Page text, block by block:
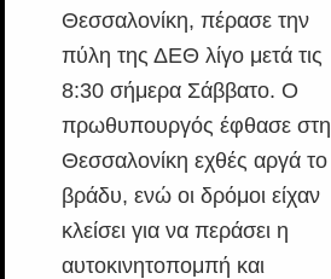
Θεσσαλονίκη, πέρασε την
πύλη της ΔΕΘ λίγο μετά τις
8:30 σήμερα Σάββατο. Ο
πρωθυπουργός έφθασε στη
Θεσσαλονίκη εχθές αργά το
βράδυ, ενώ οι δρόμοι είχαν
κλείσει για να περάσει η
αυτοκινητοπομπή και